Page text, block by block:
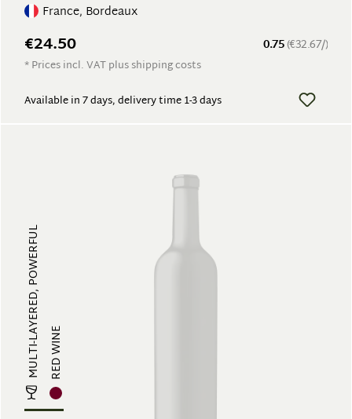
France, Bordeaux
0.75(€32.67/)
€24.50
* Prices incl. VAT plus shipping costs
Available in 7 days, delivery time 1-3 days
MULTI-LAYERED, POWERFUL RED WINE